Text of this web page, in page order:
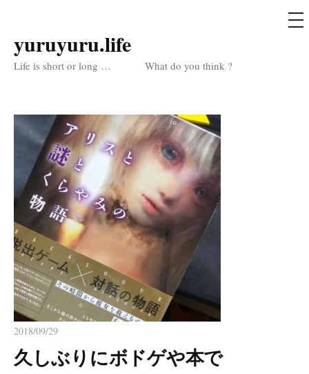
コ
ン
ツ
へ
ッ
yuruyuru.life
Life is short or long … What do you think ?
メ
ニ
2018/09/29
久しぶりにボドゲや本で